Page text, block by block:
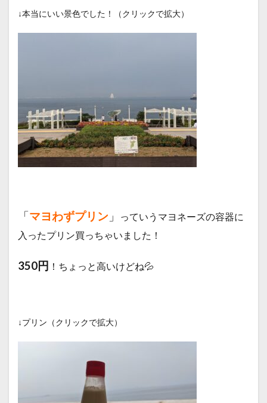
のス
ュー
↓本当にいい景色でした！（クリックで拡大）
「マヨわずプリン 」
っていうマヨネーズの容器に
入ったプリン買っちゃいました！
350円 ！ちょっと高いけどね💦
↓プリン（クリックで拡大）